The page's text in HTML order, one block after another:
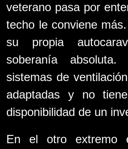
veterano pasa por
techo le conviene
su propia
soberanía absoluta.
sistemas de
adaptadas y no
disponibilidad de un
En el otro extremo